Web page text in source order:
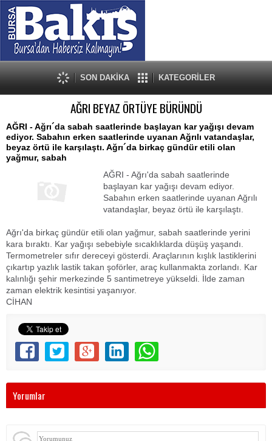
SON DAKİKA KATEGORİLER
AĞRI BEYAZ ÖRTÜYE BÜRÜNDÜ
AĞRI - Ağrı´da sabah saatlerinde başlayan kar yağışı devam
ediyor. Sabahın erken saatlerinde uyanan Ağrılı vatandaşlar,
beyaz örtü ile karşılaştı. Ağrı´da birkaç gündür etili olan
yağmur, sabah
AĞRI - Ağrı'da sabah saatlerinde
başlayan kar yağışı devam ediyor.
Sabahın erken saatlerinde uyanan Ağrılı
vatandaşlar, beyaz örtü ile karşılaştı.
Ağrı'da birkaç gündür etili olan yağmur, sabah saatlerinde yerini
kara bıraktı. Kar yağışı sebebiyle sıcaklıklarda düşüş yaşandı.
Termometreler sıfır dereceyi gösterdi. Araçlarının kışlık lastiklerini
çıkartıp yazlık lastik takan şoförler, araç kullanmakta zorlandı. Kar
kalınlığı şehir merkezinde 5 santimetreye yükseldi. İlde zaman
zaman elektrik kesintisi yaşanıyor.
CİHAN
Yorumlar